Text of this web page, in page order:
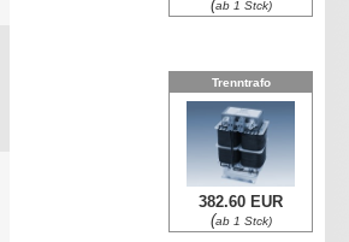
(ab 1 Stck)
Trenntrafo
382.60 EUR
(ab 1 Stck)